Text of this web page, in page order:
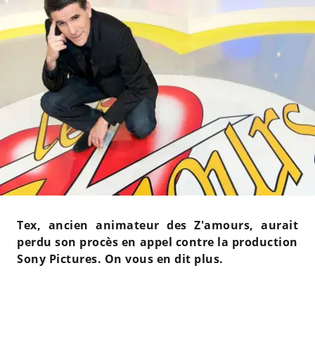
Tex, ancien animateur des Z'amours, aurait
perdu son procès en appel contre la production
Sony Pictures. On vous en dit plus.